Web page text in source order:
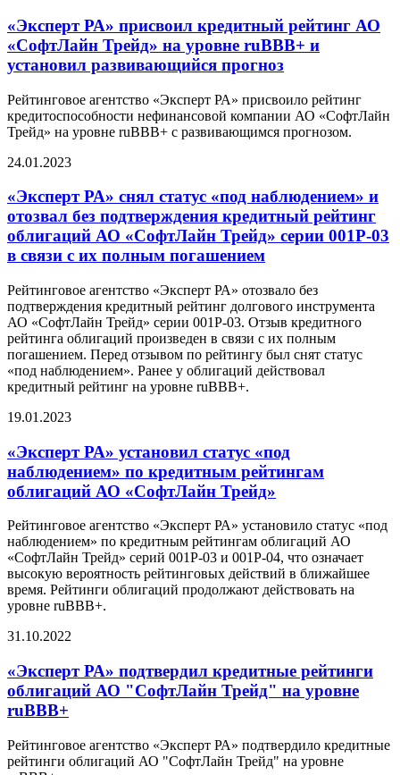
«Эксперт РА» присвоил кредитный рейтинг АО
«СофтЛайн Трейд» на уровне ruBBB+ и
установил развивающийся прогноз
Рейтинговое агентство «Эксперт РА» присвоило рейтинг
кредитоспособности нефинансовой компании АО «СофтЛайн
Трейд» на уровне ruBBB+ с развивающимся прогнозом.
24.01.2023
«Эксперт РА» снял статус «под наблюдением» и
отозвал без подтверждения кредитный рейтинг
облигаций АО «СофтЛайн Трейд» серии 001Р-03
в связи с их полным погашением
Рейтинговое агентство «Эксперт РА» отозвало без
подтверждения кредитный рейтинг долгового инструмента
АО «СофтЛайн Трейд» серии 001P-03. Отзыв кредитного
рейтинга облигаций произведен в связи с их полным
погашением. Перед отзывом по рейтингу был снят статус
«под наблюдением». Ранее у облигаций действовал
кредитный рейтинг на уровне ruВВВ+.
19.01.2023
«Эксперт РА» установил статус «под
наблюдением» по кредитным рейтингам
облигаций АО «СофтЛайн Трейд»
Рейтинговое агентство «Эксперт РА» установило статус «под
наблюдением» по кредитным рейтингам облигаций АО
«СофтЛайн Трейд» серий 001P-03 и 001P-04, что означает
высокую вероятность рейтинговых действий в ближайшее
время. Рейтинги облигаций продолжают действовать на
уровне ruBВB+.
31.10.2022
«Эксперт РА» подтвердил кредитные рейтинги
облигаций АО "СофтЛайн Трейд" на уровне
ruBBB+
Рейтинговое агентство «Эксперт РА» подтвердило кредитные
рейтинги облигаций АО "СофтЛайн Трейд" на уровне